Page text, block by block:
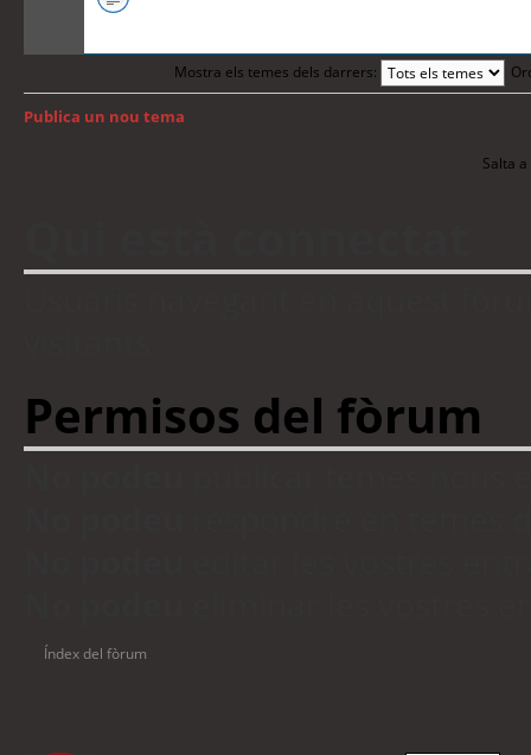
Mostra els temes dels darrers:
Publica un nou tema
Salta a
Permisos del fòrum
Índex del fòrum